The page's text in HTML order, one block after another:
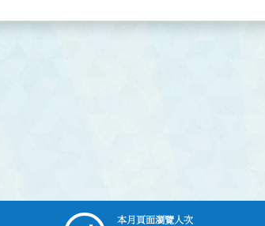
本月頁面瀏覽人次